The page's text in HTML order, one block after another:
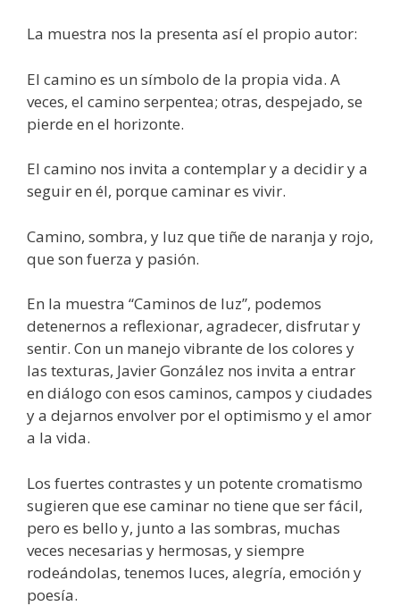
La muestra nos la presenta así el propio autor:
El camino es un símbolo de la propia vida. A
veces, el camino serpentea; otras, despejado, se
pierde en el horizonte.
El camino nos invita a contemplar y a decidir y a
seguir en él, porque caminar es vivir.
Camino, sombra, y luz que tiñe de naranja y rojo,
que son fuerza y pasión.
En la muestra “Caminos de luz”, podemos
detenernos a reflexionar, agradecer, disfrutar y
sentir. Con un manejo vibrante de los colores y
las texturas, Javier González nos invita a entrar
en diálogo con esos caminos, campos y ciudades
y a dejarnos envolver por el optimismo y el amor
a la vida.
Los fuertes contrastes y un potente cromatismo
sugieren que ese caminar no tiene que ser fácil,
pero es bello y, junto a las sombras, muchas
veces necesarias y hermosas, y siempre
rodeándolas, tenemos luces, alegría, emoción y
poesía.